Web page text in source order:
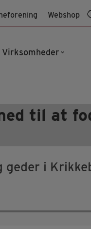
Webshop
Virksomheder
til at
i